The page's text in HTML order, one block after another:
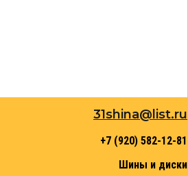
31shina@list.ru
+7 (920) 582-12-81
Шины и диски